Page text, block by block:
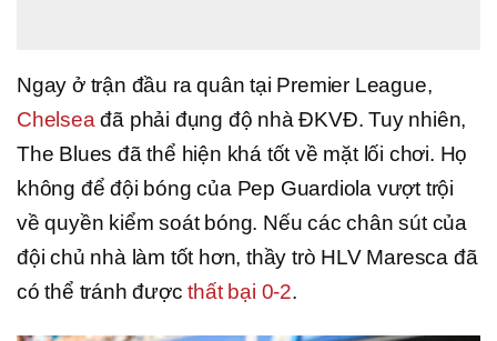
Ngay ở trận đầu ra quân tại Premier League,
Chelsea đã phải đụng độ nhà ĐKVĐ. Tuy nhiên,
The Blues đã thể hiện khá tốt về mặt lối chơi. Họ
không để đội bóng của Pep Guardiola vượt trội
về quyền kiểm soát bóng. Nếu các chân sút của
đội chủ nhà làm tốt hơn, thầy trò HLV Maresca đã
có thể tránh đượcthất bại 0-2.